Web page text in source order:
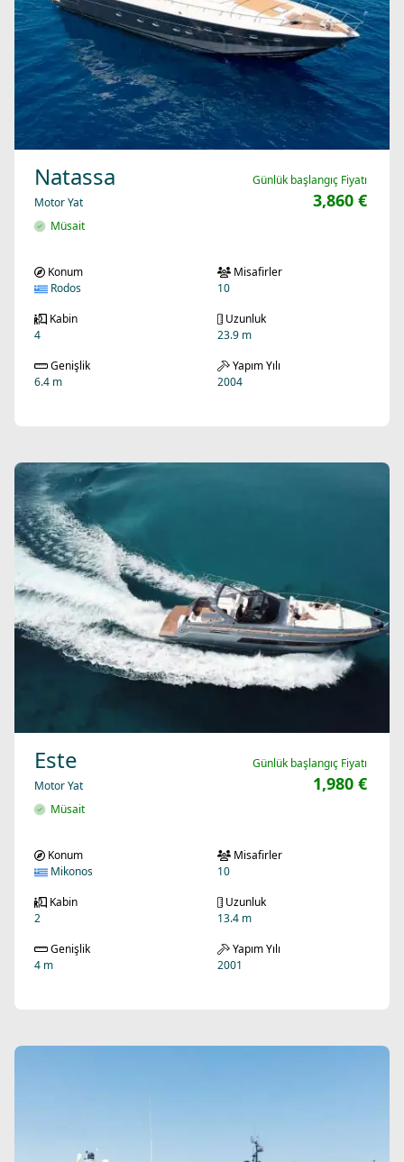
Natassa
Motor Yat
Müsait
Günlük başlangıç Fiyatı
3,860 €
Konum
Rodos
Misafirler
10
Kabin
4
Uzunluk
23.9 m
Genişlik
6.4 m
Yapım Yılı
2004
Este
Motor Yat
Müsait
Günlük başlangıç Fiyatı
1,980 €
Konum
Mikonos
Misafirler
10
Kabin
2
Uzunluk
13.4 m
Genişlik
4 m
Yapım Yılı
2001